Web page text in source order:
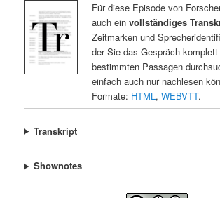
Für diese Episode von
auch ein vollständiges
Zeitmarken und
der Sie das Gespräch
bestimmten Passagen
einfach auch nur nachlesen
Formate: HTML, WEBVTT.
Transkript
Shownotes